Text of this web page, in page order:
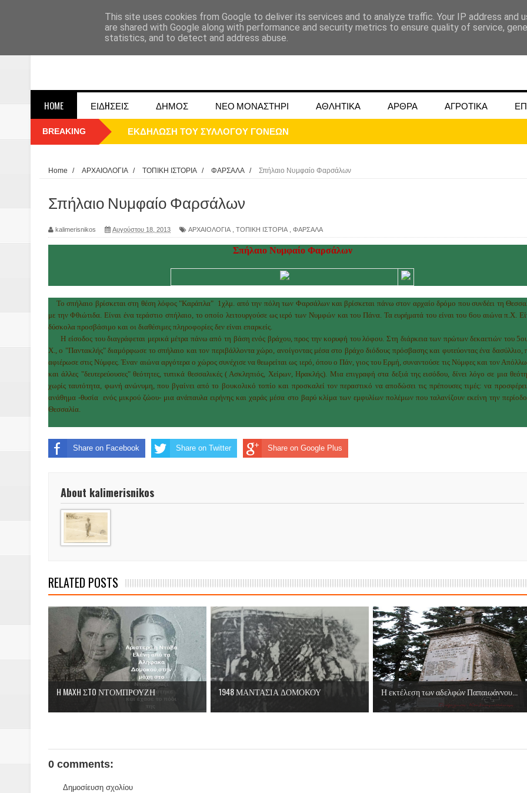
HOME ΕΙΔHΣΕΙΣ ΔΗΜΟΣ ΝΕΟ ΜΟΝΑΣΤΗΡΙ ΑΘΛΗΤΙΚΑ ΑΡΘΡΑ ΑΓΡΟΤΙΚΑ
BREAKING ΠΑΡΕ΄ΛΑΣΗ 25ΗΣ 2025
ΟΙ ΕΚΔΗΛΩΣΕΙΣ ΤΟΥ ΔΗΜΟΥ ΔΟΜΟΚΟΥ ΓΙΑ ΜΑΙΟ ΚΑΙ ΙΟΥΝΙΟ 2024
Η εκτέλεση των αδελφών Παπαιωάννου στην Ομβριακή Δομοκού την 1η Δεκέμβρη 1942
κατακτητές
Αδελφές Αλεξανδρή: Οι τρίδυμες Ελληνίδες με ρίζες απο τον Δομοκό που κυριαρχούν στο
Πρωτάθλημα με την Αυστρία!
Ξεκινούν οι αιτήσεις συμμετοχής στο Διαγωνισμό Ιδεών - Hackathon που διοργανώνει η
ανθεκτικότητας έναντι των επιπτώσεων της κλιματικής αλλαγής
ΠΡΟΚΗΡΥΞΗ ΑΝΟΙΚΤΟΥ ΗΛΕΚΤΡΟΝΙΚΟΥ ΔΙΑΓΩΝΙΣΜΟΥ «ΛΕΙΤΟΥΡΓΙΑ ΒΙΟΚΑ ΧΥΤΑ
ΔΙΑΚΟΠΕΣ ΡΕΥΜΑΤΟΣ ΣΤΗΝ ΔΕΗ
ΕΙΔΩΛΙΑ Από ΠΡΟΕΡΝΑ Ναός Δήμητρας
ΤΟ ΙΕΡΟ ΤΗΣ ΘΕΑΣ ΔΗΜΗΤΡΑΣ ΣΤΗΝ ΠΡΟΕΡΝΑ ΣΤΟ ΝΕΟ ΜΟΝΑΣΤΉΡΙ
H MAXH ΣTO ΝΤΟΜΠΡΟΥΖΗ
Νεομοναστηριώτικα ...Λαϊκή Μαντεία και έθιμα που χάνονται στον καιρό…
Βίντεο του Εφηβικού τμήματος του Επιμορφωτικού στο Λεοντάρι!
Home / ΑΡΧΑΙΟΛΟΓΙΑ / ΤΟΠΙΚΗ ΙΣΤΟΡΙΑ / ΦΑΡΣΑΛΑ / Σπήλαιο Νυμφαίο Φαρσάλων
Σπήλαιο Νυμφαίο Φαρσάλων
kalimerisnikos Αυγούστου 18, 2013 ΑΡΧΑΙΟΛΟΓΙΑ ΤΟΠΙΚΗ ΙΣΤΟΡΙΑ ΦΑΡΣΑΛΑ
Σπήλαιο Νυμφαίο Φαρσάλων
Το σπήλαιο βρίσκεται στη θέση λόφος "Καράπλα" 1χλμ. από την πόλη των Φαρσάλων και βρίσκεται πάνω στον αρχαίο δρόμο που συνδέει τη
με την Φθιώτιδα. Είναι ένα τεράστιο σπήλαιο, το οποίο λειτουργούσε ως ιερό των Νυμφών και του Πάνα. Τα ευρήματά του είναι του 6ου αιώνα π.Χ.
δύσκολα προσβάσιμο και οι διαθέσιμες πληροφορίες δεν είναι επαρκείς.
Η είσοδος του διαγράφεται μερικά μέτρα πάνω από τη βάση ενός βράχου, προς την κορυφή του λόφου. Στη διάρκεια των πρώτων δεκαετιών του
Χ., ο "Παντακλής" διαμόρφωσε το σπήλαιο και τον περιβάλλοντα χώρο, ανοίγοντας μέσα στο βράχο διόδους πρόσβασης και φυτεύοντας ένα δασύλλιο,
αφιέρωσε στις Νύμφες. Έναν αιώνα αργότερα ο χώρος συνέχισε να θεωρείται ως ιερό, όπου ο Πάν, γιος του Ερμή, συναντούσε τις Νύμφες και τον
και άλλες "δευτερεύουσες" θεότητες, τυπικά θεσσαλικές ( Ασκληπιός, Χείρων, Ηρακλής). Μια επιγραφή στα δεξιά της εισόδου, δίνει λόγο σε μια
χωρίς ταυτότητα, φωνή ανώνυμη, που βγαίνει από το βουκολικό τοπίο και προσκαλεί τον περαστικό να αποδώσει τις πρέπουσες τιμές: να
ανάθημα -θυσία ενός μικρού ζώου- μια ανάπαυλα ειρήνης και χαράς μέσα στο βαρύ κλίμα των εμφυλίων πολέμων που ταλανίζουν εκείνη την
Θεσσαλία.
Share on Facebook Share on Twitter Share on Google Plus
About kalimerisnikos
RELATED POSTS
H MAXH ΣTO ΝΤΟΜΠΡΟΥΖΗ 1948 ΜΑΝΤΑΣΙΑ ΔΟΜΟΚΟΥ Η εκτέλεση των αδελφών Παπαιωάννου...
0 comments:
Δημοσίευση σχολίου
This site uses cookies from Google to deliver its services and to analyze traffic. Your IP address and
are shared with Google along with performance and security metrics to ensure quality of service,
statistics, and to detect and address abuse.